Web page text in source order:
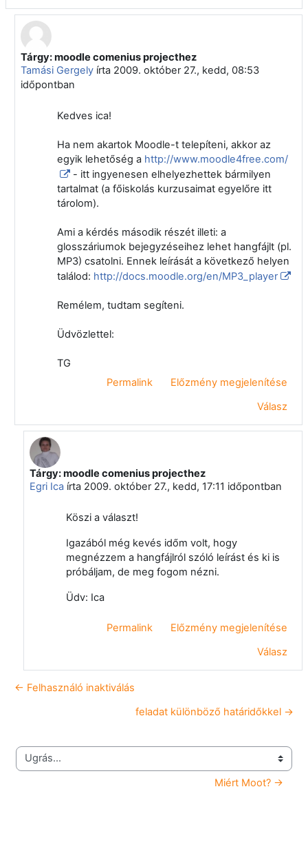
Válasz erre: Egri Ica
Tárgy: moodle comenius projecthez
Tamási Gergelyírta 2009. október 27., kedd, 08:53
időpontban
Kedves ica!
Ha nem akartok Moodle-t telepíteni, akkor az
egyik lehetőség a http://www.moodle4free.com/
- itt ingyenesen elhelyezhettek bármilyen
tartalmat (a főiskolás kurzusaimat egyelőre itt
tárolom).
Ami a kérdés második részét illeti: a
glosszáriumok bejegyzéseihez lehet hangfájlt (pl.
MP3) csatolni. Ennek leírását a következő helyen
találod: http://docs.moodle.org/en/MP3_player
Remélem, tudtam segíteni.
Üdvözlettel:
TG
Permalink
Előzmény megjelenítése
Válasz
Válasz erre: Tamási Gergely
Tárgy: moodle comenius projecthez
Egri Icaírta 2009. október 27., kedd, 17:11 időpontban
Köszi a választ!
Igazából még kevés időm volt, hogy
megnézzem a hangfájlról szóló leírást és ki is
próbáljam, de meg fogom nézni.
Üdv: Ica
Permalink
Előzmény megjelenítése
Válasz
← Felhasználó inaktiválás
feladat különböző határidőkkel →
Ugrás...
Miért Moot? →